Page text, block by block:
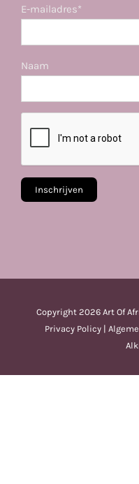
E-mailadres*
Naam
Copyright 2026 Art Of
Privacy Policy |